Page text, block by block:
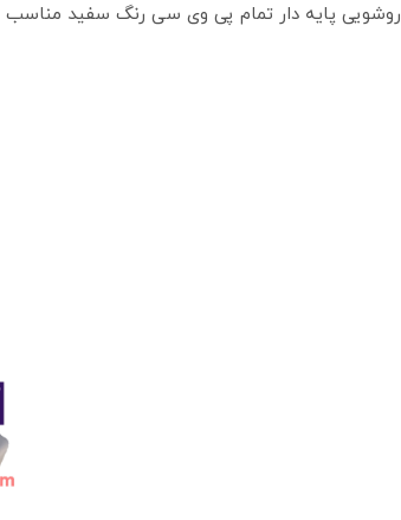
روشویی پایه دار تمام پی وی سی رنگ سفید